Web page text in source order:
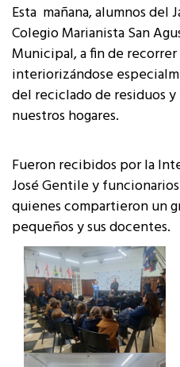
Esta mañana, alumnos del
Colegio Marianista San
Municipal, a fin de
interiorizándose
del reciclado de residuos
nuestros hogares.
Fueron recibidos por la
José Gentile y
quienes compartieron un
pequeños y sus docentes.